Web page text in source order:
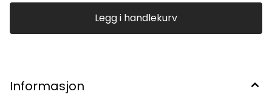
opp kjøkkenet og som bordpynt.
Legg i handlekurv
Informasjon